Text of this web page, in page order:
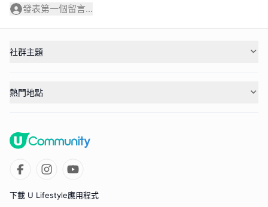
發表第一個留言...
社群主題
熱門地點
下載 U Lifestyle應用程式